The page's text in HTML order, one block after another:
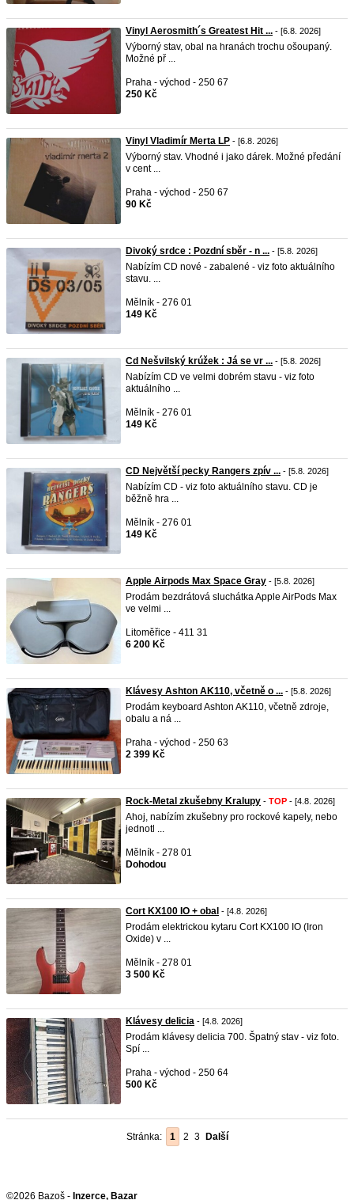
Vinyl Aerosmith´s Greatest Hit ... - [6.8. 2026]
Výborný stav, obal na hranách trochu ošoupaný.
Možné př ...
Praha - východ - 250 67
250 Kč
Vinyl Vladimír Merta LP - [6.8. 2026]
Výborný stav. Vhodné i jako dárek. Možné předání
v cent ...
Praha - východ - 250 67
90 Kč
Divoký srdce : Pozdní sběr - n ... - [5.8. 2026]
Nabízím CD nové - zabalené - viz foto aktuálního
stavu. ...
Mělník - 276 01
149 Kč
Cd Nešvilský krúžek : Já se vr ... - [5.8. 2026]
Nabízím CD ve velmi dobrém stavu - viz foto
aktuálního ...
Mělník - 276 01
149 Kč
CD Největší pecky Rangers zpív ... - [5.8. 2026]
Nabízím CD - viz foto aktuálního stavu. CD je
běžně hra ...
Mělník - 276 01
149 Kč
Apple Airpods Max Space Gray - [5.8. 2026]
Prodám bezdrátová sluchátka Apple AirPods Max
ve velmi ...
Litoměřice - 411 31
6 200 Kč
Klávesy Ashton AK110, včetně o ... - [5.8. 2026]
Prodám keyboard Ashton AK110, včetně zdroje,
obalu a ná ...
Praha - východ - 250 63
2 399 Kč
Rock-Metal zkušebny Kralupy - TOP - [4.8. 2026]
Ahoj, nabízím zkušebny pro rockové kapely, nebo
jednotl ...
Mělník - 278 01
Dohodou
Cort KX100 IO + obal - [4.8. 2026]
Prodám elektrickou kytaru Cort KX100 IO (Iron
Oxide) v ...
Mělník - 278 01
3 500 Kč
Klávesy delicia - [4.8. 2026]
Prodám klávesy delicia 700. Špatný stav - viz foto.
Spí ...
Praha - východ - 250 64
500 Kč
Stránka: 1 2 3 Další
©2026 Bazoš - Inzerce, Bazar